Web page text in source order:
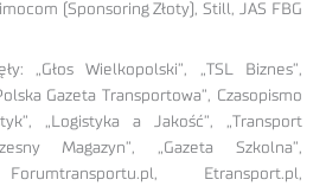
(Sponsoring Złoty), Still, JAS FBG
„Głos Wielkopolski”, „TSL Biznes”,
Gazeta Transportowa”, Czasopismo
„Logistyka a Jakość”, „Transport
Magazyn”, „Gazeta Szkolna”,
Etransport.pl,